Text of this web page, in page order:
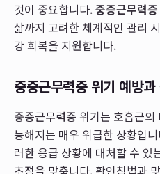
것이 중요합니다.중증근무력
삶까지 고려한 체계적인 관리
강 회복을 지원합니다.
중증근무력증 위기 예방
중증근무력증 위기는 호흡근
능해지는 매우 위급한 상황입
러한 응급 상황에 대처할 수 있
초점을 맞춥니다. 활인침법과